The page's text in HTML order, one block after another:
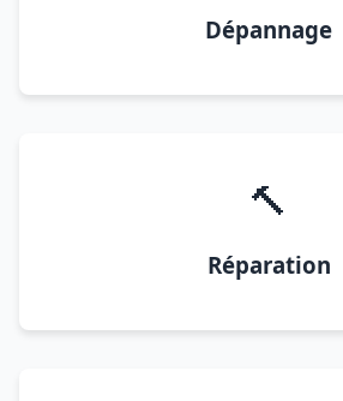
Dépannage
🔨
Réparation